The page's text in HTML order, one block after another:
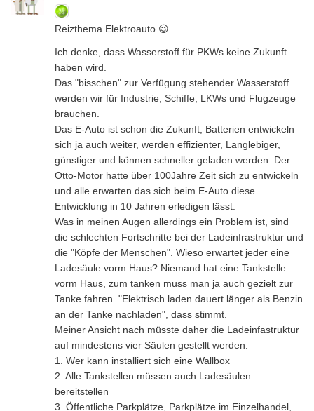
Reizthema Elektroauto 😉
Ich denke, dass Wasserstoff für PKWs keine Zukunft
haben wird.
Das "bisschen" zur Verfügung stehender Wasserstoff
werden wir für Industrie, Schiffe, LKWs und Flugzeuge
brauchen.
Das E-Auto ist schon die Zukunft, Batterien entwickeln
sich ja auch weiter, werden effizienter, Langlebiger,
günstiger und können schneller geladen werden. Der
Otto-Motor hatte über 100Jahre Zeit sich zu entwickeln
und alle erwarten das sich beim E-Auto diese
Entwicklung in 10 Jahren erledigen lässt.
Was in meinen Augen allerdings ein Problem ist, sind
die schlechten Fortschritte bei der Ladeinfrastruktur und
die "Köpfe der Menschen". Wieso erwartet jeder eine
Ladesäule vorm Haus? Niemand hat eine Tankstelle
vorm Haus, zum tanken muss man ja auch gezielt zur
Tanke fahren. "Elektrisch laden dauert länger als Benzin
an der Tanke nachladen", dass stimmt.
Meiner Ansicht nach müsste daher die Ladeinfastruktur
auf mindestens vier Säulen gestellt werden:
1. Wer kann installiert sich eine Wallbox
2. Alle Tankstellen müssen auch Ladesäulen
bereitstellen
3. Öffentliche Parkplätze, Parkplätze im Einzelhandel,